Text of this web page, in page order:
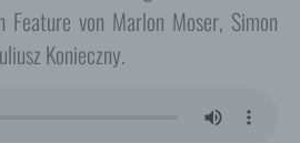
von Marlon Moser, Simon
Konieczny.